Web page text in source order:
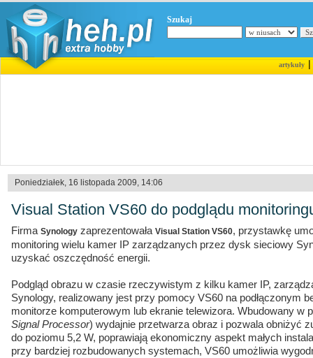
Szukaj
artykuły|
Poniedziałek, 16 listopada 2009, 14:06
Visual Station VS60 do podglądu
Firma Synology zaprezentowała Visual Station VS60, przystawkę
monitoring wielu kamer IP zarządzanych przez dysk sieciowy
uzyskać oszczędność energii.
Podgląd obrazu w czasie rzeczywistym z kilku kamer IP,
Synology, realizowany jest przy pomocy VS60 na podłączonym
monitorze komputerowym lub ekranie telewizora. Wbudowany w
Signal Processor) wydajnie przetwarza obraz i pozwala obniżyć
do poziomu 5,2 W, poprawiają ekonomiczny aspekt małych
przy bardziej rozbudowanych systemach, VS60 umożliwia